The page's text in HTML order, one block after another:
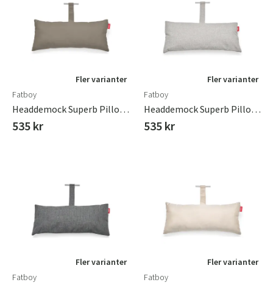
Fler varianter
Fatboy
Headdemock Superb Pillow Grey Taupe
535 kr
Fler varianter
Fatboy
Headdemock Superb Pillow Mist
535 kr
Fler varianter
Fatboy
Fler varianter
Fatboy